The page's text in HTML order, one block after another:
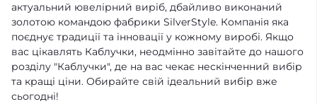
актуальний ювелірний виріб, дбайливо виконаний
золотою командою фабрики SilverStyle. Компанія яка
поєднує традиції та інновації у кожному виробі. Якщо
вас цікавлять Каблучки, неодмінно завітайте до нашого
розділу "Каблучки", де на вас чекає нескінченний вибір
та кращі ціни. Обирайте свій ідеальний вибір вже
сьогодні!